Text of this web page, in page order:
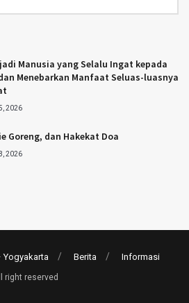
Manusia yang Selalu Ingat kepada
Menebarkan Manfaat Seluas-luasnya
2026
Goreng, dan Hakekat Doa
2026
Yogyakarta Berita Informasi
right reserved